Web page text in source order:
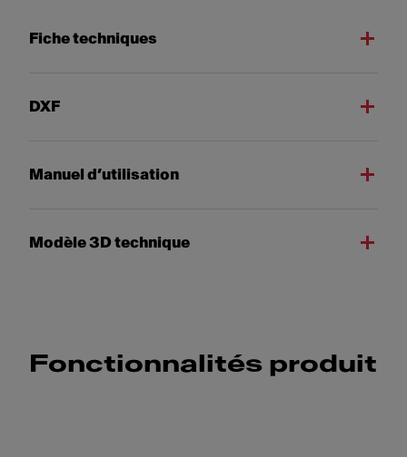
Fiche techniques
DXF
Manuel d’utilisation
Modèle 3D technique
Fonctionnalités produit